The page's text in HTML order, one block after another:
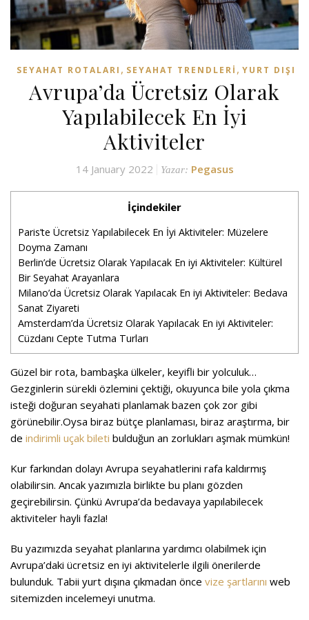
SEYAHAT ROTALARI , SEYAHAT TRENDLERI , YURT DIŞI
Avrupa’da Ücretsiz Olarak
Yapılabilecek En İyi
Aktiviteler
14 January 2022 Yazar: Pegasus
İçindekiler
Paris’te Ücretsiz Yapılabilecek En İyi Aktiviteler: Müzelere
Doyma Zamanı
Berlin’de Ücretsiz Olarak Yapılacak En iyi Aktiviteler: Kültürel
Bir Seyahat Arayanlara
Milano’da Ücretsiz Olarak Yapılacak En iyi Aktiviteler: Bedava
Sanat Ziyareti
Amsterdam’da Ücretsiz Olarak Yapılacak En iyi Aktiviteler:
Cüzdanı Cepte Tutma Turları
Güzel bir rota, bambaşka ülkeler, keyifli bir yolculuk…
Gezginlerin sürekli özlemini çektiği, okuyunca bile yola çıkma
isteği doğuran seyahati planlamak bazen çok zor gibi
görünebilir.Oysa biraz bütçe planlaması, biraz araştırma, bir
de indirimli uçak bileti bulduğun an zorlukları aşmak mümkün!
Kur farkından dolayı Avrupa seyahatlerini rafa kaldırmış
olabilirsin. Ancak yazımızla birlikte bu planı gözden
geçirebilirsin. Çünkü Avrupa’da bedavaya yapılabilecek
aktiviteler hayli fazla!
Bu yazımızda seyahat planlarına yardımcı olabilmek için
Avrupa’daki ücretsiz en iyi aktivitelerle ilgili önerilerde
bulunduk. Tabii yurt dışına çıkmadan önce vize şartlarını web
sitemizden incelemeyi unutma.